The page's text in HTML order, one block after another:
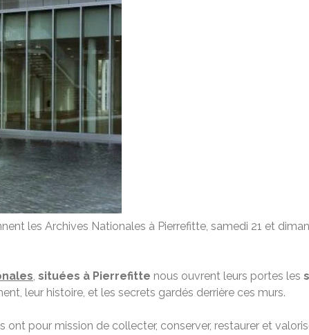
les Archives Nationales à Pierrefitte, samedi 21 et
, situées à Pierrefitte nous ouvrent leurs portes les
leur histoire, et les secrets gardés derrière ces murs.
ont pour mission de collecter, conserver, restaurer et